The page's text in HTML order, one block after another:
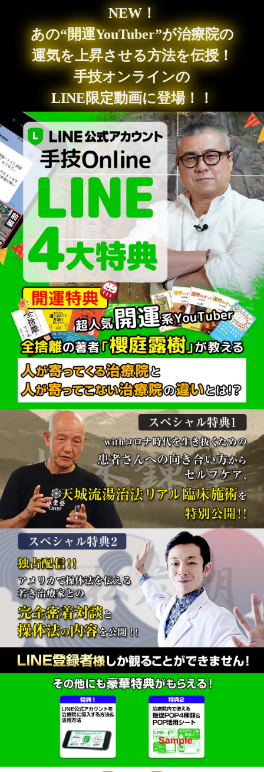
NEW！
あの“開運YouTuber”が治療院の
運気を上昇させる方法を伝授！
手技オンラインの
LINE限定動画に登場！！